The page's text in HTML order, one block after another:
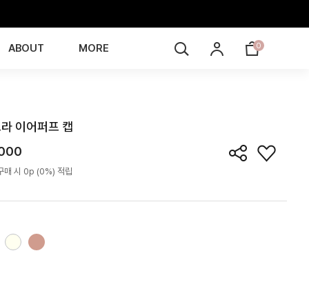
ABOUT MORE 0
이어퍼프 캡
매 시 0p (0%) 적립